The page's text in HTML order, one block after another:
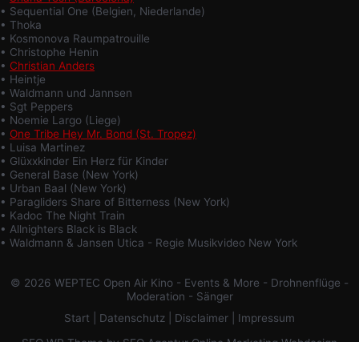
• Sequential One (Belgien, Niederlande)
• Thoka
• Kosmonova Raumpatrouille
• Christophe Henin
• Christian Anders
• Heintje
• Waldmann und Jannsen
• Sgt Peppers
• Noemie Largo (Liege)
• One Tribe Hey Mr. Bond (St. Tropez)
• Luisa Martinez
• Glüxxkinder Ein Herz für Kinder
• General Base (New York)
• Urban Baal (New York)
• Paragliders Share of Bitterness (New York)
• Kadoc The Night Train
• Allnighters Black is Black
• Waldmann & Jansen Utica - Regie Musikvideo New York
© 2026 WEPTEC Open Air Kino - Events & More - Drohnenflüge -
Moderation - Sänger
Start
Datenschutz Disclaimer
Impressum